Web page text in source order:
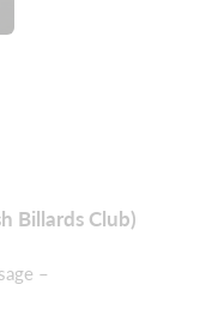
Billards Club)
–